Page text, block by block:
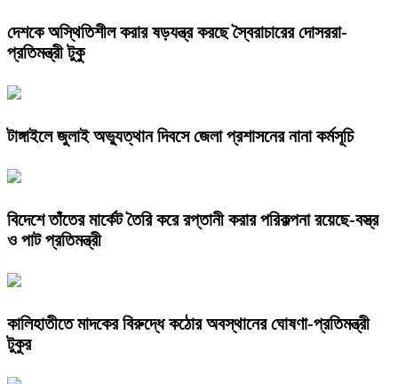
দেশকে অস্থিতিশীল করার ষড়যন্ত্র করছে স্বৈরাচারের দোসররা-
প্রতিমন্ত্রী টুকু
টাঙ্গাইলে জুলাই অভ্যুত্থান দিবসে জেলা প্রশাসনের নানা কর্মসূচি
বিদেশে তাঁতের মার্কেট তৈরি করে রপ্তানী করার পরিকল্পনা রয়েছে-বস্ত্র
ও পাট প্রতিমন্ত্রী
কালিহাতীতে মাদকের বিরুদ্ধে কঠোর অবস্থানের ঘোষণা-প্রতিমন্ত্রী
টুকুর